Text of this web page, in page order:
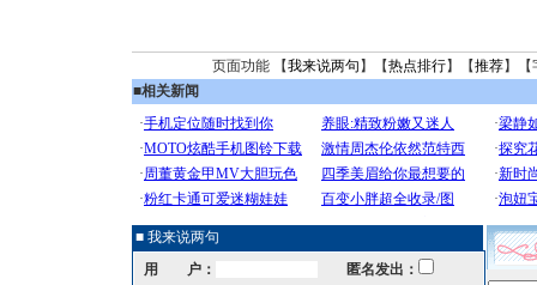
页面功能 【我来说两句 】【热点排行】【推荐】【
■相关新闻
■ 我来说两句
用 户：
匿名发出：